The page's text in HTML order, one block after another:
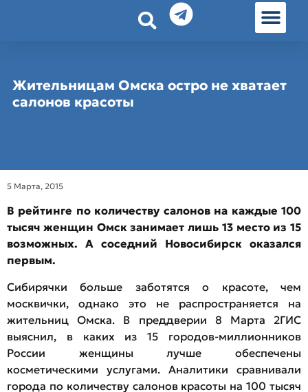
Жительницам Омска остро не хватает
салонов красоты
5 Марта, 2015
В рейтинге по количеству салонов на каждые 100
тысяч женщин Омск занимает лишь 13 место из 15
возможных. А соседний Новосибирск оказался
первым.
Сибирячки больше заботятся о красоте, чем
москвички, однако это не распространяется на
жительниц Омска. В преддверии 8 Марта 2ГИС
выяснил, в каких из 15 городов-миллионников
России женщины лучше обеспечены
косметическими услугами. Аналитики сравнивали
города по количеству салонов красоты на 100 тысяч